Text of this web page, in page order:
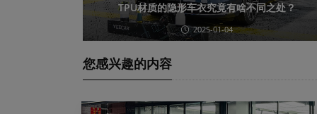
TPU材质的隐形车衣究竟有啥不同之处？
2025-01-04
您感兴趣的内容